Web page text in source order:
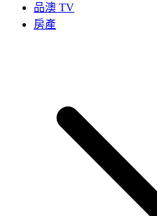
品澳 TV
房產